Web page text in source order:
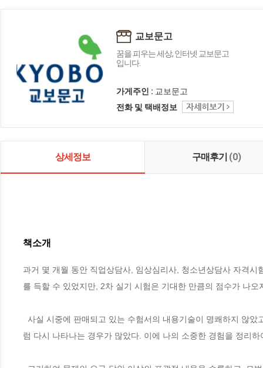
교보문고
꿈을 피우는 세상, 인터넷 교보문고
입니다.
가게주인 : 교보문고
전화 및 택배정보
상세정보 구매후기 (0)
책소개
과거 몇 개월 동안 직업상담사, 임상심리사, 청소년상담사 자격
를 득할 수 있었지만, 2차 실기 시험은 기대한 만큼의 점수가 나
럼 다시 나타나는 경우가 많았다. 이에 나의 소중한 경험을 정리